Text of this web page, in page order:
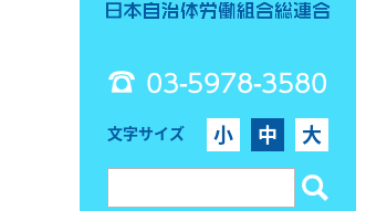
03-5978-3580
文字サイズ 小 中 大